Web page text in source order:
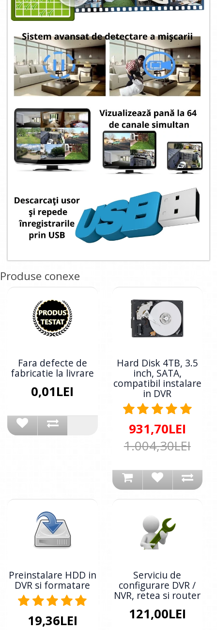
Produse conexe
Fara defecte de
fabricatie la livrare
0,01LEI
Hard Disk 4TB, 3.5
inch, SATA,
compatibil instalare
in DVR
931,70LEI
1.004,30LEI
Preinstalare HDD in
DVR si formatare
19,36LEI
Serviciu de
configurare DVR /
NVR, retea si router
121,00LEI